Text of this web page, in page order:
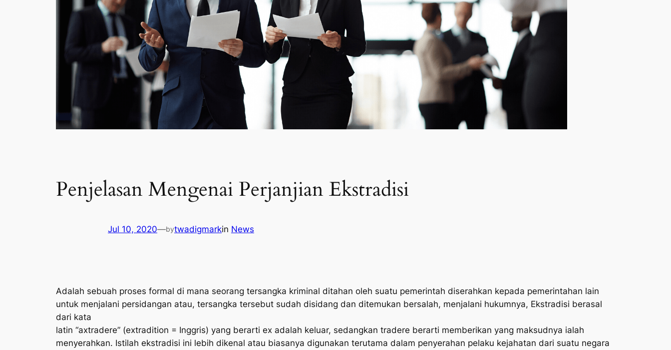
Penjelasan Mengenai Perjanjian Ekstradisi
Jul 10, 2020—bytwadigmarkin News
Adalah sebuah proses formal di mana seorang tersangka kriminal ditahan oleh suatu pemerintah diserahkan kepada pemerintahan lain
untuk menjalani persidangan atau, tersangka tersebut sudah disidang dan ditemukan bersalah, menjalani hukumnya, Ekstradisi berasal
dari kata
latin “axtradere” (extradition = Inggris) yang berarti ex adalah keluar, sedangkan tradere berarti memberikan yang maksudnya ialah
menyerahkan. Istilah ekstradisi ini lebih dikenal atau biasanya digunakan terutama dalam penyerahan pelaku kejahatan dari suatu negara